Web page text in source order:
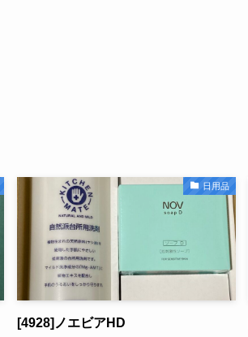
日用品
[4928]ノエビアHD